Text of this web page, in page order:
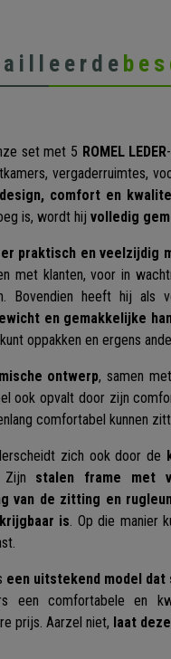
set met 5 ROMEL LEDER
vergaderruimtes,
design, comfort en
is, wordt hij volledig
praktisch en veelzijdig
met klanten, voor in
Bovendien heeft hij als
en gemakkelijke
oppakken en ergens
ontwerp, samen
ook opvalt door zijn
comfortabel kunnen
zich ook door de
Zijn stalen frame met
van de zitting en
is. Op die manier
een uitstekend model
een comfortabele en
prijs. Aarzel niet, laat